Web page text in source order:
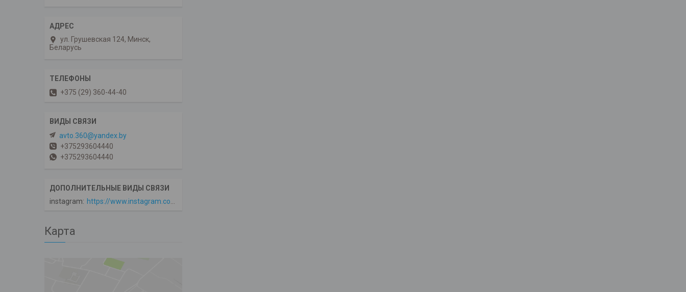
ул. Грушевская 124, Минск,
Беларусь
+375 (29) 360-44-40
avto.360@yandex.by
+375293604440
+375293604440
instagram https://www.instagram.com/avto360
Карта